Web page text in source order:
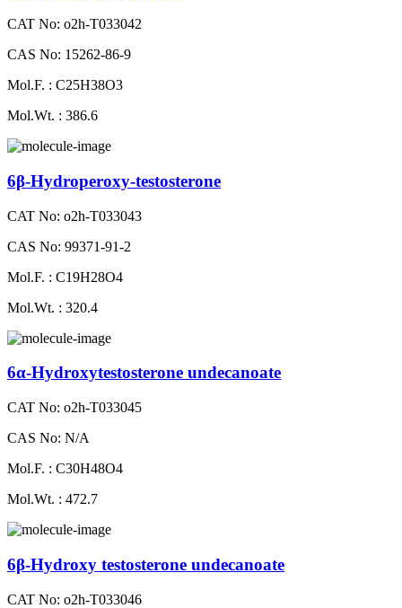
CAT No: o2h-T033042
CAS No: 15262-86-9
Mol.F. : C25H38O3
Mol.Wt. : 386.6
6β-Hydroperoxy-testosterone
CAT No: o2h-T033043
CAS No: 99371-91-2
Mol.F. : C19H28O4
Mol.Wt. : 320.4
6α-Hydroxytestosterone undecanoate
CAT No: o2h-T033045
CAS No: N/A
Mol.F. : C30H48O4
Mol.Wt. : 472.7
6β-Hydroxy testosterone undecanoate
CAT No: o2h-T033046